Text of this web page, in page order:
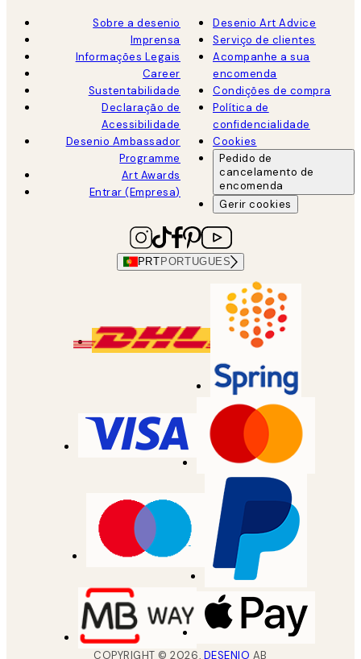
Sobre a desenio
Imprensa
Informações Legais
Career
Sustentabilidade
Declaração de
Acessibilidade
Desenio Ambassador
Programme
Art Awards
Entrar (Empresa)
Desenio Art Advice
Serviço de clientes
Acompanhe a sua
encomenda
Condições de compra
Política de
confidencialidade
Cookies
Pedido de
cancelamento de
encomenda
Gerir cookies
PRT PORTUGUES
COPYRIGHT ©2026, DESENIO AB